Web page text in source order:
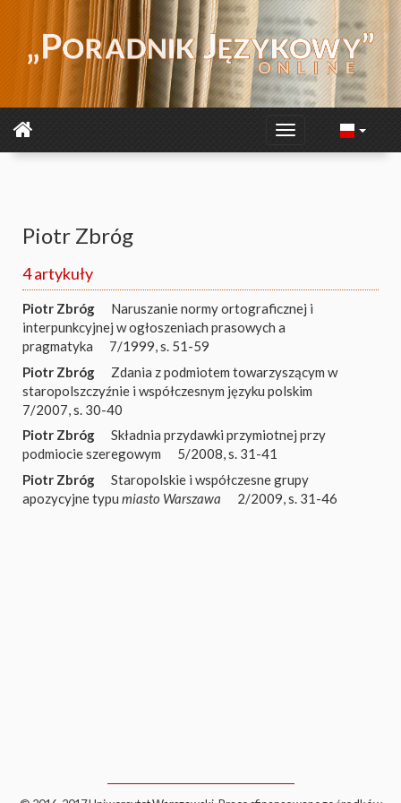
Piotr Zbróg
4 artykuły
Piotr Zbróg
Naruszanie normy ortograficznej i
interpunkcyjnej w ogłoszeniach prasowych a
pragmatyka
7/1999, s. 51-59
Piotr Zbróg
Zdania z podmiotem towarzyszącym w
staropolszczyźnie i współczesnym języku polskim
7/2007, s. 30-40
Piotr Zbróg
Składnia przydawki przymiotnej przy
podmiocie szeregowym
5/2008, s. 31-41
Piotr Zbróg
Staropolskie i współczesne grupy
apozycyjne typu miasto Warszawa 2/2009, s. 31-46